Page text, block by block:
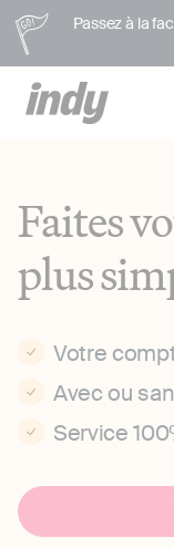
Passez à la
Faites
plus
Votre
Avec ou
Service